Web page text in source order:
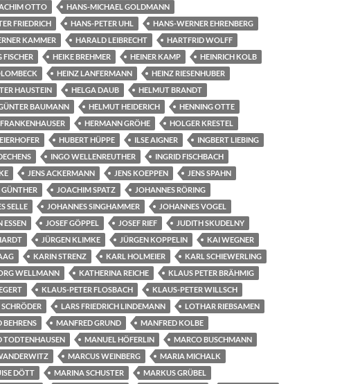
OTTO
HANS-MICHAEL GOLDMANN
FRIEDRICH
HANS-PETER UHL
HANS-WERNER EHRENBERG
KAMMER
HARALD LEIBRECHT
HARTFRID WOLFF
HEIKE BREHMER HEINER KAMP
HEINRICH KOLB
HEINZ LANFERMANN
HEINZ RIESENHUBER
HAUSTEIN
HELGA DAUB
HELMUT BRANDT
BAUMANN
HELMUT HEIDERICH
HENNING OTTE
HERMANN GRÖHE
HOLGER KRESTEL
HUBERT HÜPPE ILSE AIGNER
INGBERT LIEBING
INGO WELLENREUTHER
INGRID FISCHBACH
JENS ACKERMANN JENS KOEPPEN
JENS SPAHN
JOACHIM SPATZ
JOHANNES RÖRING
SELLE
JOHANNES SINGHAMMER
JOHANNES VOGEL
ESSEN
JOSEF GÖPPEL JOSEF RIEF
JUDITH SKUDELNY
JÜRGEN KLIMKE JÜRGEN KOPPELIN
KAI WEGNER
KARIN STRENZ KARL HOLMEIER
KARL SCHIEWERLING
WELLMANN
KATHERINA REICHE
KLAUS PETER BRÄHMIG
KLAUS-PETER FLOSBACH
KLAUS-PETER WILLSCH
LARS FRIEDRICH LINDEMANN
LOTHAR RIEBSAMEN
BEHRENS
MANFRED GRUND
MANFRED KOLBE
TODTENHAUSEN
MANUEL HÖFERLIN
MARCO BUSCHMANN
MARCUS WEINBERG
MARIA MICHALK
DÖTT
MARINA SCHUSTER
MARKUS GRÜBEL